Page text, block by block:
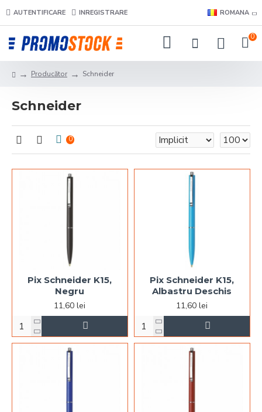
AUTENTIFICARE INREGISTRARE ROMANA
0
Producător Schneider
Schneider
0
Pix Schneider K15,
Negru
11,60 lei
Pix Schneider K15,
Albastru Deschis
11,60 lei